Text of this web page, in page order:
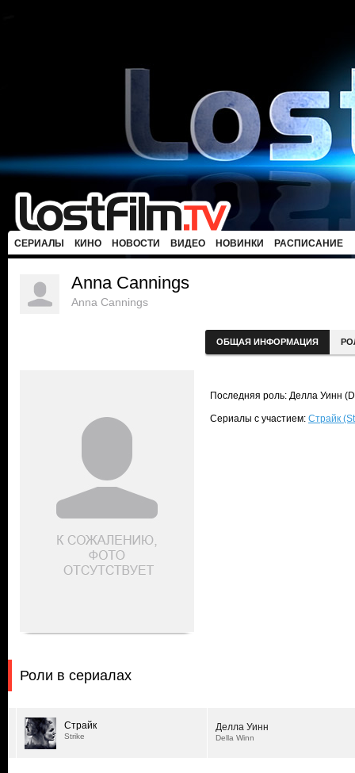
СЕРИАЛЫ КИНО НОВОСТИ ВИДЕО НОВИНКИ РАСПИСАНИЕ
Anna Cannings
Anna Cannings
ОБЩАЯ ИНФОРМАЦИЯ
Последняя роль: Делла Уинн
Сериалы с участием: Страйк
Роли в сериалах
Страйк
Strike
Делла Уинн
Della Winn